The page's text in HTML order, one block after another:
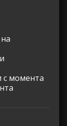
с момента